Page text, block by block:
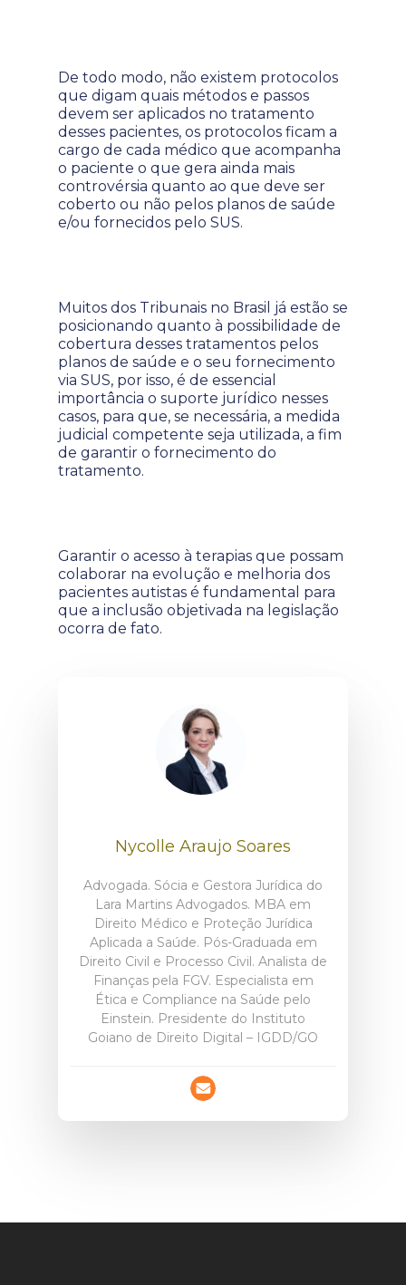
De todo modo, não existem protocolos
que digam quais métodos e passos
devem ser aplicados no tratamento
desses pacientes, os protocolos ficam a
cargo de cada médico que acompanha
o paciente o que gera ainda mais
controvérsia quanto ao que deve ser
coberto ou não pelos planos de saúde
e/ou fornecidos pelo SUS.
Muitos dos Tribunais no Brasil já estão se
posicionando quanto à possibilidade de
cobertura desses tratamentos pelos
planos de saúde e o seu fornecimento
via SUS, por isso, é de essencial
importância o suporte jurídico nesses
casos, para que, se necessária, a medida
judicial competente seja utilizada, a fim
de garantir o fornecimento do
tratamento.
Garantir o acesso à terapias que possam
colaborar na evolução e melhoria dos
pacientes autistas é fundamental para
que a inclusão objetivada na legislação
ocorra de fato.
Nycolle Araujo Soares
Advogada. Sócia e Gestora Jurídica do
Lara Martins Advogados. MBA em
Direito Médico e Proteção Jurídica
Aplicada a Saúde. Pós-Graduada em
Direito Civil e Processo Civil. Analista de
Finanças pela FGV. Especialista em
Ética e Compliance na Saúde pelo
Einstein. Presidente do Instituto
Goiano de Direito Digital – IGDD/GO